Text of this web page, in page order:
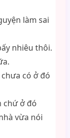
làm sai
nhiêu thôi.
có ở đó
chứ ở đó
vừa nói